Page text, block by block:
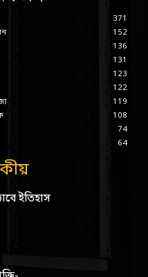
371
152
136
131
123
122
119
108
74
64
ইতিহাস